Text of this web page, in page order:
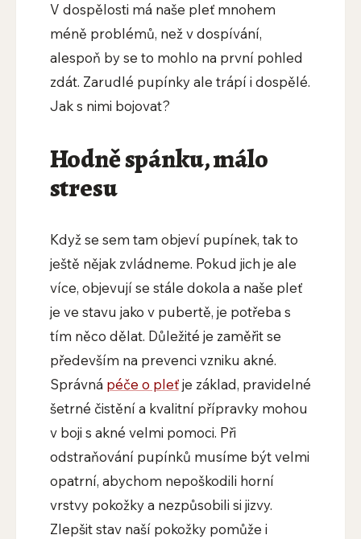
V dospělosti má naše pleť mnohem
méně problémů, než v dospívání,
alespoň by se to mohlo na první pohled
zdát. Zarudlé pupínky ale trápí i dospělé.
Jak s nimi bojovat?
Hodně spánku, málo
stresu
Když se sem tam objeví pupínek, tak to
ještě nějak zvládneme. Pokud jich je ale
více, objevují se stále dokola a naše pleť
je ve stavu jako v pubertě, je potřeba s
tím něco dělat. Důležité je zaměřit se
především na prevenci vzniku akné.
Správná péče o pleťje základ, pravidelné
šetrné čistění a kvalitní přípravky mohou
v boji s akné velmi pomoci. Při
odstraňování pupínků musíme být velmi
opatrní, abychom nepoškodili horní
vrstvy pokožky a nezpůsobili si jizvy.
Zlepšit stav naší pokožky pomůže i